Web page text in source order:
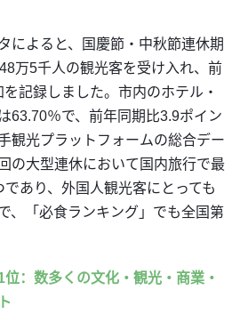
によると、国慶節・中秋節連休期
万5千人の観光客を受け入れ、前
記録しました。市内のホテル・
63.70％で、前年同期比3.9ポイン
観光プラットフォームの総合デー
の大型連休において国内旅行で最
あり、外国人観光客にとっても
、「必食ランキング」でも全国第
位：数多くの文化・観光・商業・